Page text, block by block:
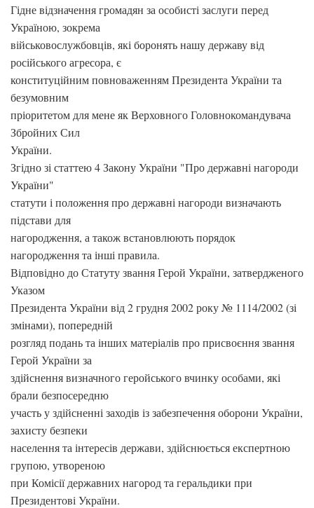
Гідне відзначення громадян за особисті заслуги перед
Україною, зокрема
військовослужбовців, які боронять нашу державу від
російського агресора, є
конституційним повноваженням Президента України та
безумовним
пріоритетом для мене як Верховного Головнокомандувача
Збройних Сил
України.
Згідно зі статтею 4 Закону України "Про державні нагороди
України"
статути і положення про державні нагороди визначають
підстави для
нагородження, а також встановлюють порядок
нагородження та інші правила.
Відповідно до Статуту звання Герой України, затвердженого
Указом
Президента України від 2 грудня 2002 року № 1114/2002 (зі
змінами), попередній
розгляд подань та інших матеріалів про присвоєння звання
Герой України за
здійснення визначного геройського вчинку особами, які
брали безпосередню
участь у здійсненні заходів із забезпечення оборони України,
захисту безпеки
населення та інтересів держави, здійснюється експертною
групою, утвореною
при Комісії державних нагород та геральдики при
Президентові України.